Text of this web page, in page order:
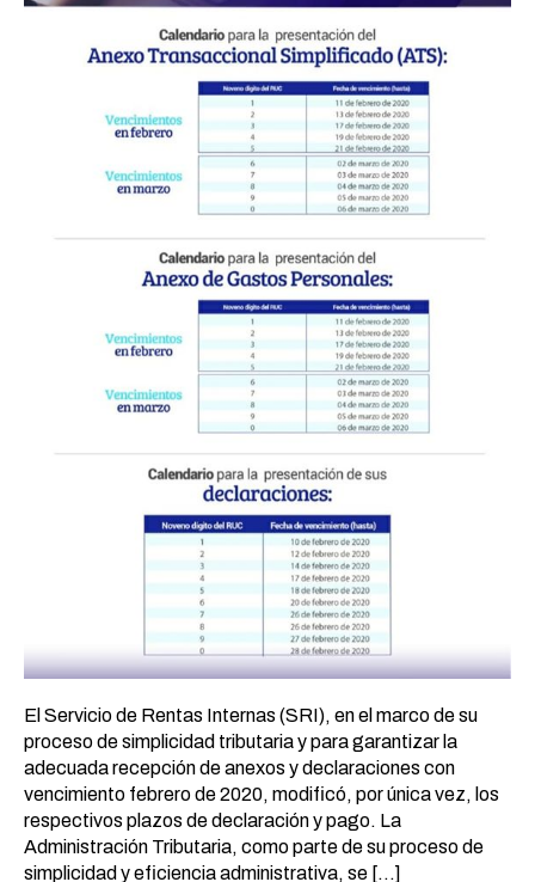
El Servicio de Rentas Internas (SRI), en el marco de su
proceso de simplicidad tributaria y para garantizar la
adecuada recepción de anexos y declaraciones con
vencimiento febrero de 2020, modificó, por única vez, los
respectivos plazos de declaración y pago. La
Administración Tributaria, como parte de su proceso de
simplicidad y eficiencia administrativa, se […]